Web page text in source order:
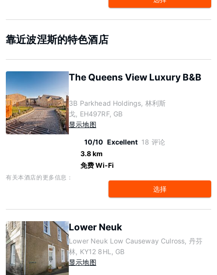
靠近波涅斯的特色酒店
The Queens View Luxury B&B
3B Parkhead Holdings, 林利斯
戈, EH497RF, GB
显示地图
10/10 Excellent 18 评论
3.8 km
免费 Wi-Fi
有关本酒店的更多信息：
选择
Lower Neuk
Lower Neuk Low Causeway Culross, 丹芬
林, KY12 8HL, GB
显示地图